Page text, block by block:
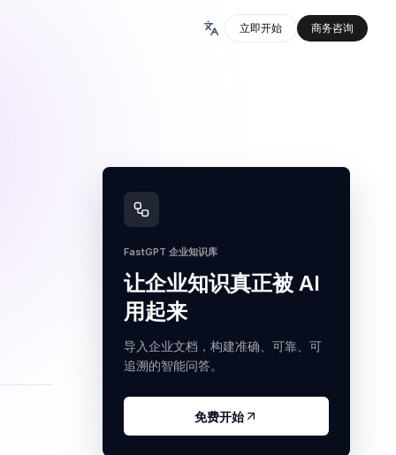
立即开始 商务咨询
FastGPT 企业知识库
让企业知识真正被 AI
用起来
导入企业文档，构建准确、可靠、可
追溯的智能问答。
免费开始